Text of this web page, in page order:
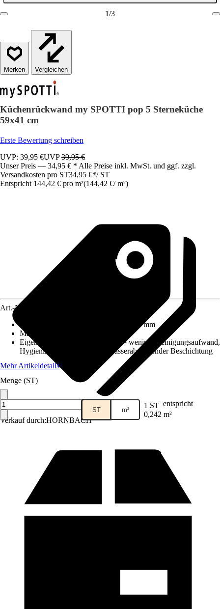
1/3
Vergleichen
Küchenrückwand my SPOTTI pop 5 Sterneküche
59x41 cm
Erste Bewertung schreiben
UVP: 39,95 €UVP39,95 €
Unser Preis — 34,95 € * Alle Preise inkl. MwSt. und ggf. zzgl.
Versandkosten pro ST34,95 €*/ ST
Entspricht 144,42 € pro m²(144,42 €/ m²)
Verkauf durch:HORNBACH
Art.-Nr.
590 mm x 410 mm x 2 mm
Material
Eigenschaft
Keine Fliesenfugen = weniger Reinigungsaufwand,
Hygienische Oberfläche mit wasserabweisender Beschichtung
Mehr Artikeldetails
Menge (ST)
ST m² 1 ST entspricht
0,242 m²